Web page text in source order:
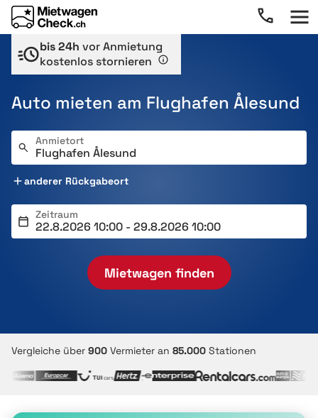
bis 24h vor Anmietung
kostenlos stornieren
Auto mieten am Flughafen Ålesund
Anmietort
anderer Rückgabeort
Zeitraum
Mietwagen finden
Vergleiche über 900 Vermieter an 85.000 Stationen